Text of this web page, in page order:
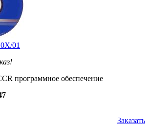
01
программное обеспечение
Заказать